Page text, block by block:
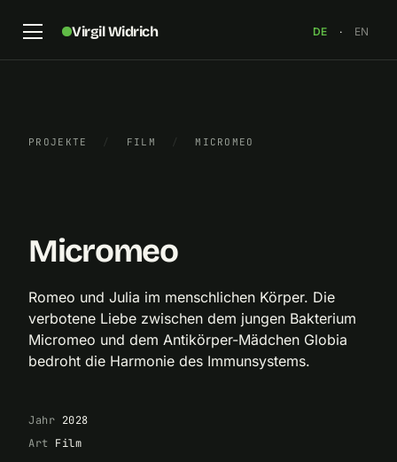
Virgil Widrich DE · EN
PROJEKTE / FILM / MICROMEO
Micromeo
Romeo und Julia im menschlichen Körper. Die
verbotene Liebe zwischen dem jungen Bakterium
Micromeo und dem Antikörper-Mädchen Globia
bedroht die Harmonie des Immunsystems.
Jahr 2028
Art
Film